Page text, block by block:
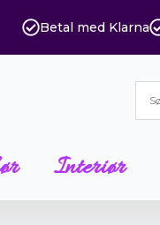
Betal med Klarna
Interiør